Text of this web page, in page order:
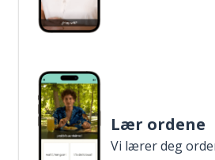
Lær ordene
Vi lærer deg